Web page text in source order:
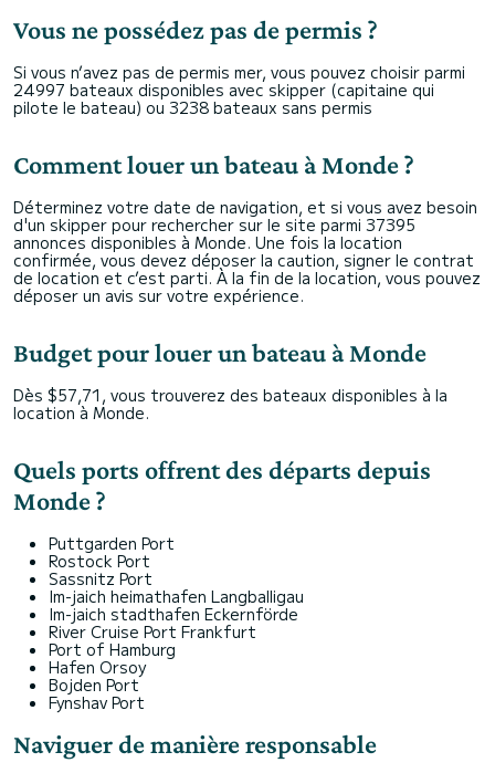
Vous ne possédez pas de permis ?
Si vous n’avez pas de permis mer, vous pouvez choisir parmi
24997 bateaux disponibles avec skipper (capitaine qui
pilote le bateau) ou 3238 bateaux sans permis
Comment louer un bateau à Monde ?
Déterminez votre date de navigation, et si vous avez besoin
d'un skipper pour rechercher sur le site parmi 37395
annonces disponibles à Monde. Une fois la location
confirmée, vous devez déposer la caution, signer le contrat
de location et c’est parti. À la fin de la location, vous pouvez
déposer un avis sur votre expérience.
Budget pour louer un bateau à Monde
Dès $57,71, vous trouverez des bateaux disponibles à la
location à Monde.
Quels ports offrent des départs depuis
Monde ?
Puttgarden Port
Rostock Port
Sassnitz Port
Im-jaich heimathafen Langballigau
Im-jaich stadthafen Eckernförde
River Cruise Port Frankfurt
Port of Hamburg
Hafen Orsoy
Bojden Port
Fynshav Port
Naviguer de manière responsable